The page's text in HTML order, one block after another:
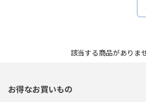
該当する商品がありま
お得なお買いもの